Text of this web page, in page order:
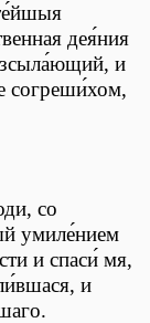
дея́ния
и
согреши́хом,
со
умиле́нием
и спаси́ мя,
и